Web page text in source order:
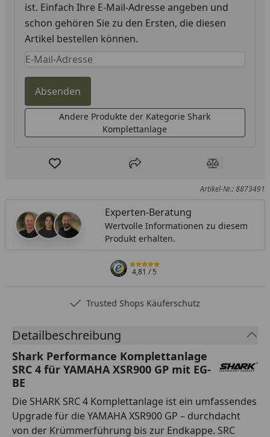
ist. Einfach Ihre E-Mail-Adresse angeben und
schon gehören Sie zu den Ersten, die diesen
Artikel bestellen können.
Keine Eingabe erforderlich
Eingabe erforderlich
Absenden
Andere Produkte der Kategorie Shark
Komplettanlage
Produkt zur Wunschliste hinzufügen
Teilen Produkt
Artikel-Nr.: 8873491
Experten-Beratung
Wertvolle Informationen zu diesem
Produkt erhalten.
4,81/ 5
Trusted Shops Käuferschutz
Detailbeschreibung
Shark Performance Komplettanlage
SRC 4 für YAMAHA XSR900 GP mit EG-
BE
Die SHARK SRC 4 Komplettanlage ist ein umfassendes
Upgrade für die YAMAHA XSR900 GP – durchdacht
von der Krümmerführung bis zur Endkappe. SRC